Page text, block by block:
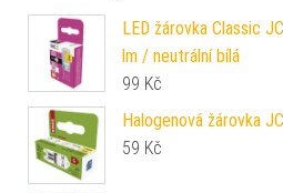
LED žárovka Classic
lm / neutrální bílá
99 Kč
Halogenová žárovka
59 Kč